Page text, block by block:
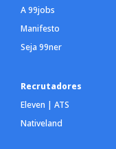
A 99jobs
Manifesto
Seja 99ner
Recrutadores
Eleven | ATS
Nativeland